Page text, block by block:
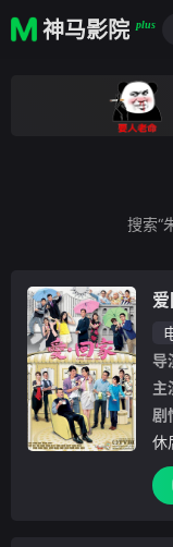
神马影院 plus
搜索“
导
主
剧
休
懿